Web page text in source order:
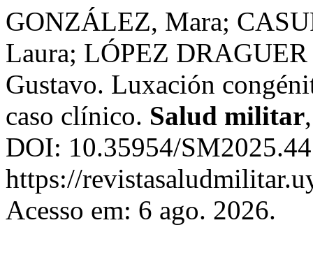
GONZÁLEZ, Mara;
Laura; LÓPEZ
Gustavo. Luxación
caso clínico. Salud militar
DOI: 10.35954/
https://
Acesso em: 6 ago. 2026.